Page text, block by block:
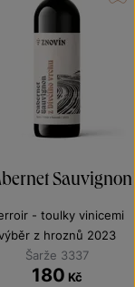
Sauvignon
- toulky vinicemi
z hroznů 2023
Šarže 3337
180 Kč